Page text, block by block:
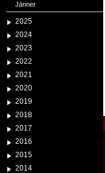
Jänner
2025
2024
2023
2022
2021
2020
2019
2018
2017
2016
2015
2014